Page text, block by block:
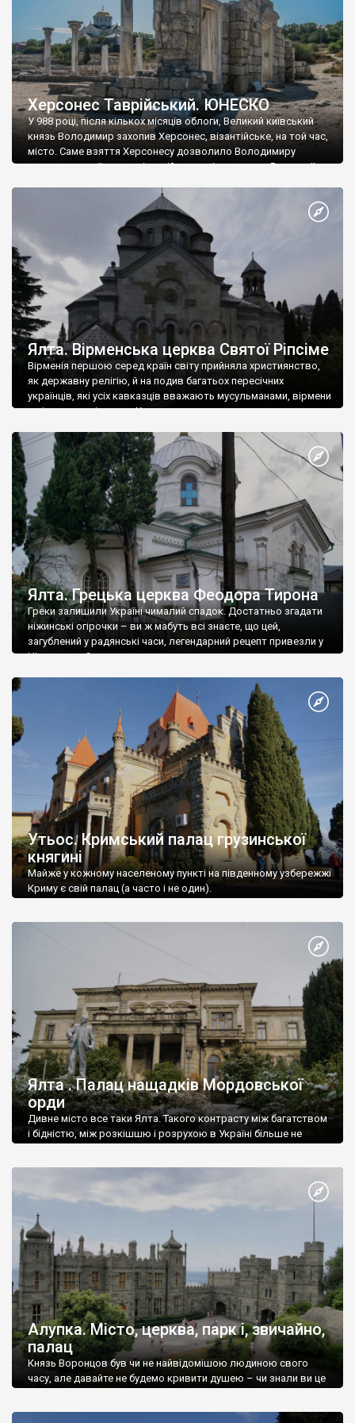
Херсонес Таврійський. ЮНЕСКО
У 988 році, після кількох місяців облоги, Великий київський
князь Володимир захопив Херсонес, візантійське, на той час,
місто. Саме взяття Херсонесу дозволило Володимиру
диктувати свої умови візантійському імператору Василю ІІ, та
Херсонесі Володимир-язичник, став Василем-християнином.
А потім було Хрещення Русі. На честь Херсонесу Таврійського
Ялта. Вірменська церква Святої Ріпсіме
Вірменія першою серед країн світу прийняла християнство,
як державну релігію, й на подив багатьох пересічних
українців, які усіх кавказців вважають мусульманами, вірмени
є відданими вірянами Христа
Ялта. Грецька церква Феодора Тирона
Греки залишили Україні чималий спадок. Достатньо згадати
ніжинські огірочки – ви ж мабуть всі знаєте, що цей,
загублений у радянські часи, легендарний рецепт привезли у
Ніжин греки?
Утьос. Кримський палац грузинської
княгині
Майже у кожному населеному пункті на південному узбережжі
Криму є свій палац (а часто і не один).
Ялта . Палац нащадків Мордовської
орди
Дивне місто все таки Ялта. Такого контрасту між багатством
і бідністю, між розкішшю і розрухою в Україні більше не
Алупка. Місто, церква, парк і, звичайно,
палац
Князь Воронцов був чи не найвідомішою людиною свого
часу, але давайте не будемо кривити душею – чи знали ви це